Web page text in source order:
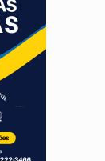
marcada por guerras, revoltas e
dentro de residência
acidente na BR-364 duas semanas após
concentram 53,7% dos
candidatos ao Governo de RO